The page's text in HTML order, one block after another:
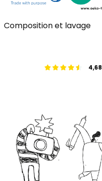
Composition et lavage
4,68